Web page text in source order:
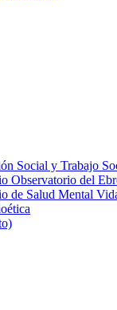
Social y Trabajo
Observatorio del
de Salud Mental